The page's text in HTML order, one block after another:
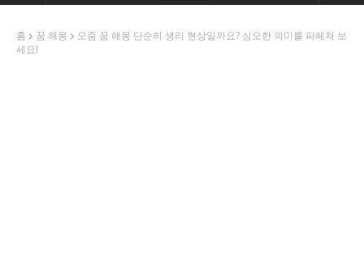
홈 꿈 해몽
오줌 꿈 해몽 단순히 생리 현상일까요? 심오한 의미를 파헤쳐 보
세요!